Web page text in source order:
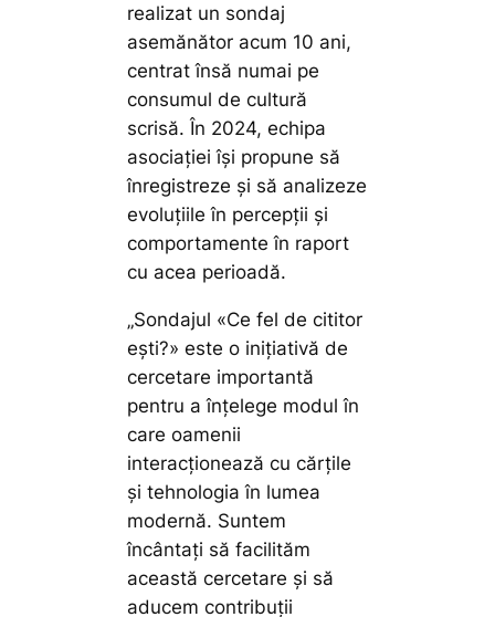
realizat un sondaj
asemănător acum 10 ani,
centrat însă numai pe
consumul de cultură
scrisă. În 2024, echipa
asociației își propune să
înregistreze și să analizeze
evoluțiile în percepții și
comportamente în raport
cu acea perioadă.
„Sondajul «Ce fel de cititor
ești?» este o inițiativă de
cercetare importantă
pentru a înțelege modul în
care oamenii
interacționează cu cărțile
și tehnologia în lumea
modernă. Suntem
încântați să facilităm
această cercetare și să
aducem contribuții